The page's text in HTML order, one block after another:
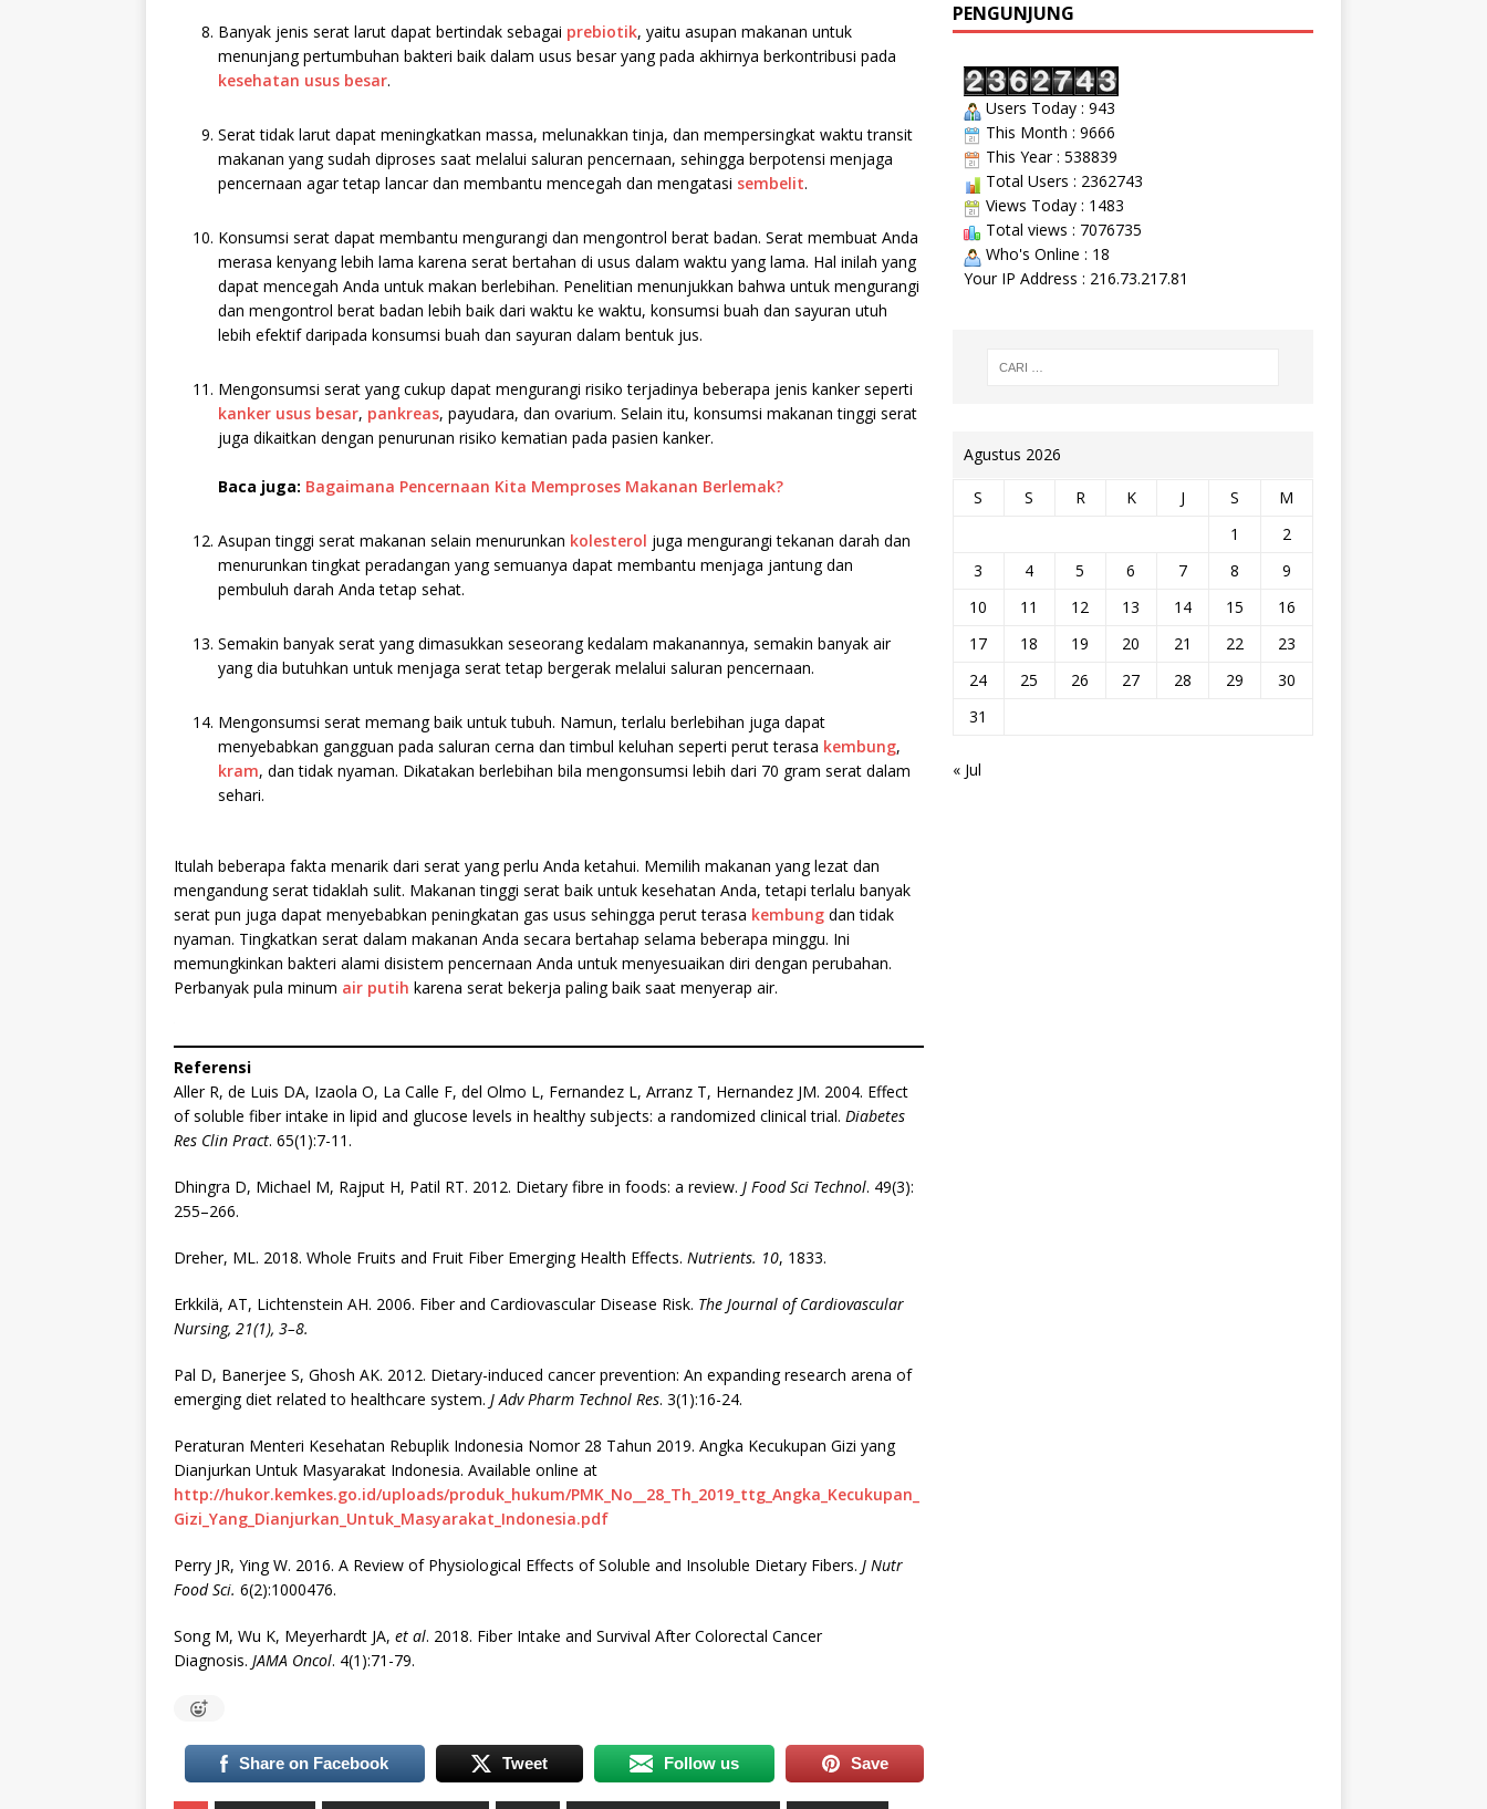
Banyak jenis serat larut dapat bertindak sebagai prebiotik, yaitu asupan makanan untuk
menunjang pertumbuhan bakteri baik dalam usus besar yang pada akhirnya berkontribusi pada
kesehatan usus besar.
Serat tidak larut dapat meningkatkan massa, melunakkan tinja, dan mempersingkat waktu transit
makanan yang sudah diproses saat melalui saluran pencernaan, sehingga berpotensi menjaga
pencernaan agar tetap lancar dan membantu mencegah dan mengatasi sembelit.
Konsumsi serat dapat membantu mengurangi dan mengontrol berat badan. Serat membuat Anda
merasa kenyang lebih lama karena serat bertahan di usus dalam waktu yang lama. Hal inilah yang
dapat mencegah Anda untuk makan berlebihan. Penelitian menunjukkan bahwa untuk mengurangi
dan mengontrol berat badan lebih baik dari waktu ke waktu, konsumsi buah dan sayuran utuh
lebih efektif daripada konsumsi buah dan sayuran dalam bentuk jus.
Mengonsumsi serat yang cukup dapat mengurangi risiko terjadinya beberapa jenis kanker seperti
kanker usus besar, pankreas, payudara, dan ovarium. Selain itu, konsumsi makanan tinggi serat
juga dikaitkan dengan penurunan risiko kematian pada pasien kanker.
Baca juga: Bagaimana Pencernaan Kita Memproses Makanan Berlemak?
Asupan tinggi serat makanan selain menurunkan kolesterol juga mengurangi tekanan darah dan
menurunkan tingkat peradangan yang semuanya dapat membantu menjaga jantung dan
pembuluh darah Anda tetap sehat.
Semakin banyak serat yang dimasukkan seseorang kedalam makanannya, semakin banyak air
yang dia butuhkan untuk menjaga serat tetap bergerak melalui saluran pencernaan.
Mengonsumsi serat memang baik untuk tubuh. Namun, terlalu berlebihan juga dapat
menyebabkan gangguan pada saluran cerna dan timbul keluhan seperti perut terasa kembung,
kram, dan tidak nyaman. Dikatakan berlebihan bila mengonsumsi lebih dari 70 gram serat dalam
sehari.
Itulah beberapa fakta menarik dari serat yang perlu Anda ketahui. Memilih makanan yang lezat dan
mengandung serat tidaklah sulit. Makanan tinggi serat baik untuk kesehatan Anda, tetapi terlalu banyak
serat pun juga dapat menyebabkan peningkatan gas usus sehingga perut terasa kembung dan tidak
nyaman. Tingkatkan serat dalam makanan Anda secara bertahap selama beberapa minggu. Ini
memungkinkan bakteri alami disistem pencernaan Anda untuk menyesuaikan diri dengan perubahan.
Perbanyak pula minum air putih karena serat bekerja paling baik saat menyerap air.
Referensi
Aller R, de Luis DA, Izaola O, La Calle F, del Olmo L, Fernandez L, Arranz T, Hernandez JM. 2004. Effect
of soluble fiber intake in lipid and glucose levels in healthy subjects: a randomized clinical trial. Diabetes
Res Clin Pract. 65(1):7-11.
Dhingra D, Michael M, Rajput H, Patil RT. 2012. Dietary fibre in foods: a review. J Food Sci Technol. 49(3):
255–266.
Dreher, ML. 2018. Whole Fruits and Fruit Fiber Emerging Health Effects. Nutrients. 10, 1833.
Erkkilä, AT, Lichtenstein AH. 2006. Fiber and Cardiovascular Disease Risk. The Journal of Cardiovascular
Nursing, 21(1), 3–8.
Pal D, Banerjee S, Ghosh AK. 2012. Dietary-induced cancer prevention: An expanding research arena of
emerging diet related to healthcare system. J Adv Pharm Technol Res. 3(1):16-24.
Peraturan Menteri Kesehatan Rebuplik Indonesia Nomor 28 Tahun 2019. Angka Kecukupan Gizi yang
Dianjurkan Untuk Masyarakat Indonesia. Available online at
http://hukor.kemkes.go.id/uploads/produk_hukum/PMK_No__28_Th_2019_ttg_Angka_Kecukupan_
Gizi_Yang_Dianjurkan_Untuk_Masyarakat_Indonesia.pdf
Perry JR, Ying W. 2016. A Review of Physiological Effects of Soluble and Insoluble Dietary Fibers. J Nutr
Food Sci. 6(2):1000476.
Song M, Wu K, Meyerhardt JA, et al. 2018. Fiber Intake and Survival After Colorectal Cancer
Diagnosis. JAMA Oncol. 4(1):71-79.
Share on Facebook Tweet Follow us Save
PENGUNJUNG
Users Today : 943
This Month : 9666
This Year : 538839
Total Users : 2362743
Views Today : 1483
Total views : 7076735
Who's Online : 18
Your IP Address : 216.73.217.81
Agustus 2026
S S R K J S
M
1
2
3
4 5 6 7 8
9
10
11 12 13 14 15
16
17
18 19 20 21 22
23
24
25 26 27 28 29
30
31
« Jul